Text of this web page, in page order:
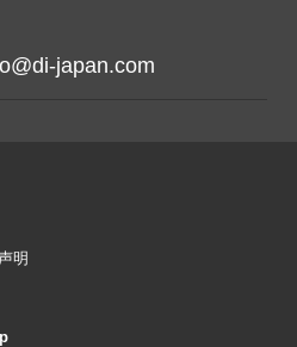
japan.com
明